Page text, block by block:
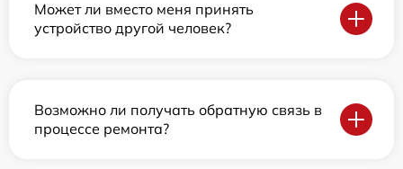
Может ли вместо меня принять
устройство другой человек?
Возможно ли получать обратную связь в
процессе ремонта?